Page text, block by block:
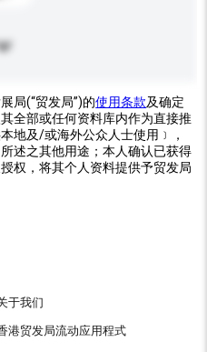
局(“贸发局”)的使用条款及确定
全部或任何资料库内作为直接推
地及/或海外公众人士使用﹞，
述之其他用途；本人确认已获得
权，将其个人资料提供予贸发局
于我们
港贸发局流动应用程式